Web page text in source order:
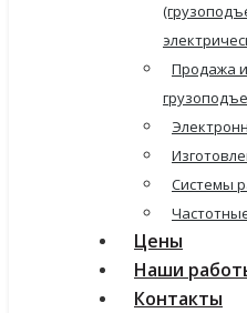
Продажа
Системы
Цены
Наши
Контакты